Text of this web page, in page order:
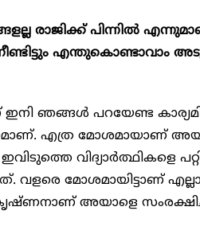
രാജിക്ക് പിന്നിൽ
എന്തുകൊണ്ടാവാം
ഞങ്ങൾ പറയേണ്ട
എത്ര മോശമായാണ്
വിദ്യാർത്ഥികളെ
മോശമായിട്ടാണ്
അയാളെ